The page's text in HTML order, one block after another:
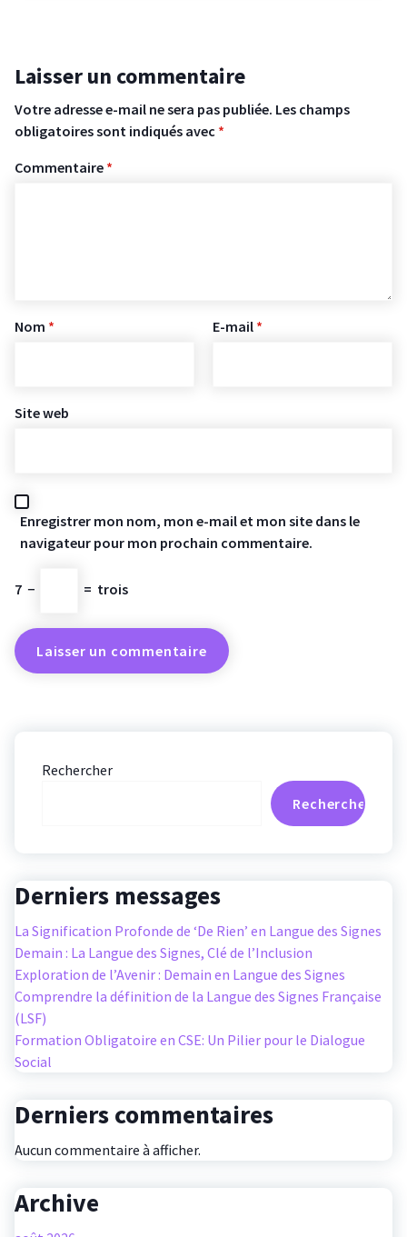
Laisser un commentaire
Votre adresse e-mail ne sera pas publiée. Les champs
obligatoires sont indiqués avec *
Commentaire *
Nom * E-mail *
Site web
Enregistrer mon nom, mon e-mail et mon site dans le
navigateur pour mon prochain commentaire.
7 − = trois
Rechercher
Rechercher
Derniers messages
La Signification Profonde de ‘De Rien’ en Langue des Signes
Demain : La Langue des Signes, Clé de l’Inclusion
Exploration de l’Avenir : Demain en Langue des Signes
Comprendre la définition de la Langue des Signes Française
(LSF)
Formation Obligatoire en CSE: Un Pilier pour le Dialogue
Social
Derniers commentaires
Aucun commentaire à afficher.
Archive